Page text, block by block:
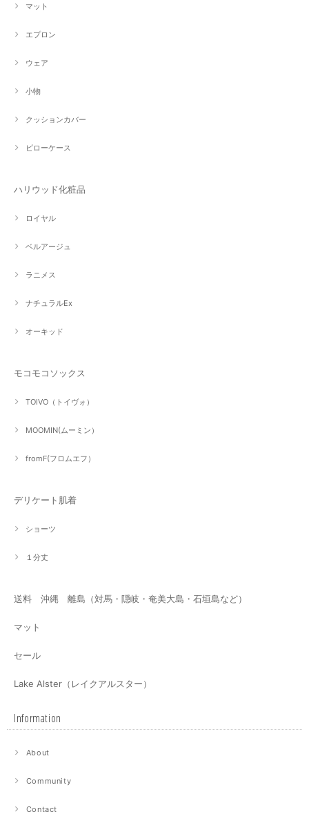
マット
エプロン
ウェア
小物
クッションカバー
ピローケース
ハリウッド化粧品
ロイヤル
ベルアージュ
ラニメス
ナチュラルEx
オーキッド
モコモコソックス
TOIVO（トイヴォ）
MOOMIN(ムーミン）
fromF(フロムエフ）
デリケート肌着
ショーツ
１分丈
送料 沖縄 離島（対馬・隠岐・奄美大島・石垣島など）
マット
セール
Lake Alster（レイクアルスター）
Information
About
Community
Contact